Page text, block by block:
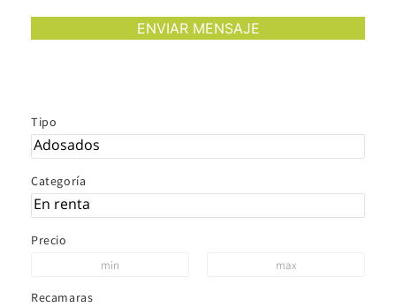
Tipo
Categoría
Precio
Recamaras